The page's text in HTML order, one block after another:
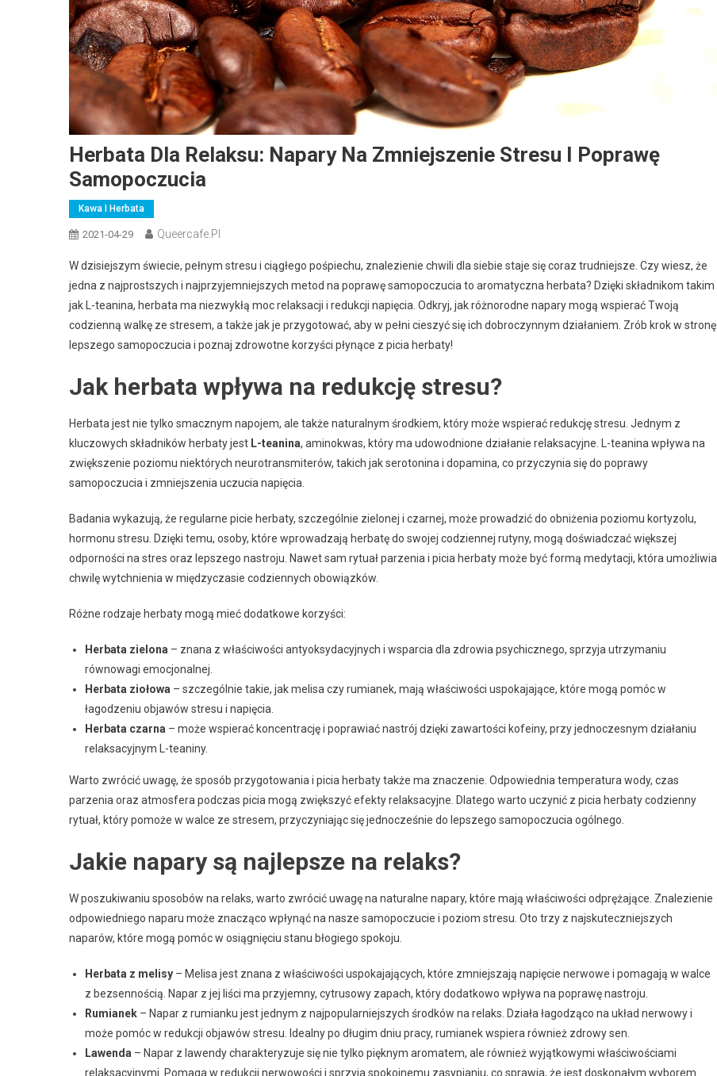
Herbata Dla Relaksu: Napary Na Zmniejszenie Stresu I Poprawę
Samopoczucia
Kawa I Herbata
2021-04-29 Queercafe.pl
W dzisiejszym świecie, pełnym stresu i ciągłego pośpiechu, znalezienie chwili dla siebie staje się coraz trudniejsze. Czy wiesz, że
jedna z najprostszych i najprzyjemniejszych metod na poprawę samopoczucia to aromatyczna herbata? Dzięki składnikom takim
jak L-teanina, herbata ma niezwykłą moc relaksacji i redukcji napięcia. Odkryj, jak różnorodne napary mogą wspierać Twoją
codzienną walkę ze stresem, a także jak je przygotować, aby w pełni cieszyć się ich dobroczynnym działaniem. Zrób krok w stronę
lepszego samopoczucia i poznaj zdrowotne korzyści płynące z picia herbaty!
Jak herbata wpływa na redukcję stresu?
Herbata jest nie tylko smacznym napojem, ale także naturalnym środkiem, który może wspierać redukcję stresu. Jednym z
kluczowych składników herbaty jest L-teanina, aminokwas, który ma udowodnione działanie relaksacyjne. L-teanina wpływa na
zwiększenie poziomu niektórych neurotransmiterów, takich jak serotonina i dopamina, co przyczynia się do poprawy
samopoczucia i zmniejszenia uczucia napięcia.
Badania wykazują, że regularne picie herbaty, szczególnie zielonej i czarnej, może prowadzić do obniżenia poziomu kortyzolu,
hormonu stresu. Dzięki temu, osoby, które wprowadzają herbatę do swojej codziennej rutyny, mogą doświadczać większej
odporności na stres oraz lepszego nastroju. Nawet sam rytuał parzenia i picia herbaty może być formą medytacji, która umożliwia
chwilę wytchnienia w międzyczasie codziennych obowiązków.
Różne rodzaje herbaty mogą mieć dodatkowe korzyści:
Herbata zielona – znana z właściwości antyoksydacyjnych i wsparcia dla zdrowia psychicznego, sprzyja utrzymaniu
równowagi emocjonalnej.
Herbata ziołowa – szczególnie takie, jak melisa czy rumianek, mają właściwości uspokajające, które mogą pomóc w
łagodzeniu objawów stresu i napięcia.
Herbata czarna – może wspierać koncentrację i poprawiać nastrój dzięki zawartości kofeiny, przy jednoczesnym działaniu
relaksacyjnym L-teaniny.
Warto zwrócić uwagę, że sposób przygotowania i picia herbaty także ma znaczenie. Odpowiednia temperatura wody, czas
parzenia oraz atmosfera podczas picia mogą zwiększyć efekty relaksacyjne. Dlatego warto uczynić z picia herbaty codzienny
rytuał, który pomoże w walce ze stresem, przyczyniając się jednocześnie do lepszego samopoczucia ogólnego.
Jakie napary są najlepsze na relaks?
W poszukiwaniu sposobów na relaks, warto zwrócić uwagę na naturalne napary, które mają właściwości odprężające. Znalezienie
odpowiedniego naparu może znacząco wpłynąć na nasze samopoczucie i poziom stresu. Oto trzy z najskuteczniejszych
naparów, które mogą pomóc w osiągnięciu stanu błogiego spokoju.
Herbata z melisy – Melisa jest znana z właściwości uspokajających, które zmniejszają napięcie nerwowe i pomagają w walce
z bezsennością. Napar z jej liści ma przyjemny, cytrusowy zapach, który dodatkowo wpływa na poprawę nastroju.
Rumianek – Napar z rumianku jest jednym z najpopularniejszych środków na relaks. Działa łagodząco na układ nerwowy i
może pomóc w redukcji objawów stresu. Idealny po długim dniu pracy, rumianek wspiera również zdrowy sen.
Lawenda – Napar z lawendy charakteryzuje się nie tylko pięknym aromatem, ale również wyjątkowymi właściwościami
relaksacyjnymi. Pomaga w redukcji nerwowości i sprzyja spokojnemu zasypianiu, co sprawia, że jest doskonałym wyborem